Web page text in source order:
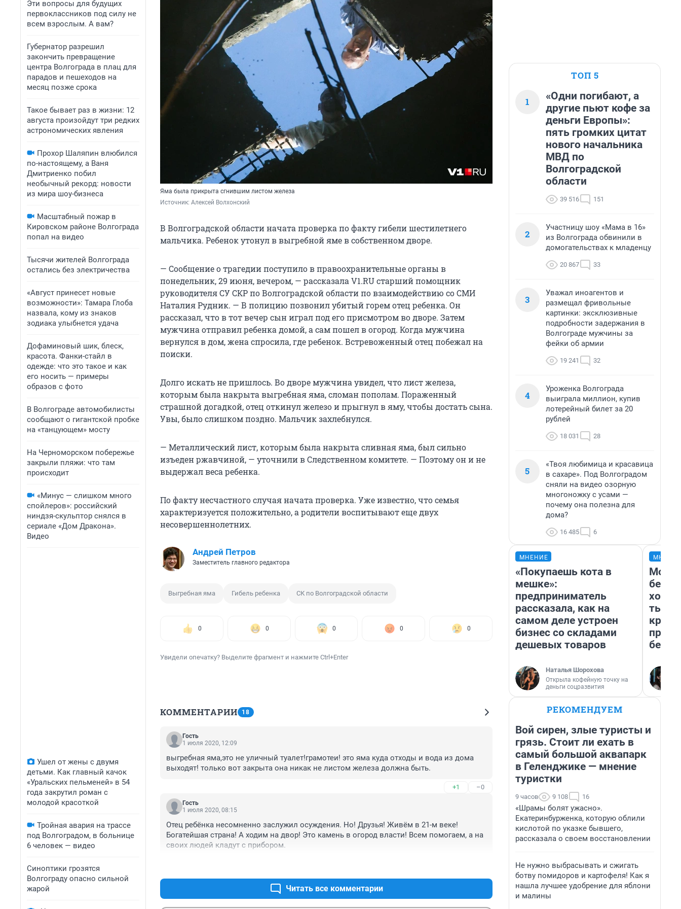
Эти вопросы для будущих
первоклассников под силу не
всем взрослым. А вам?
Губернатор разрешил
закончить превращение
центра Волгограда в плац для
парадов и пешеходов на
месяц позже срока
Такое бывает раз в жизни: 12
августа произойдут три редких
астрономических явления
Прохор Шаляпин влюбился
по-настоящему, а Ваня
Дмитриенко побил
необычный рекорд: новости
из мира шоу-бизнеса
Масштабный пожар в
Кировском районе Волгограда
попал на видео
Тысячи жителей Волгограда
остались без электричества
«Август принесет новые
возможности»: Тамара Глоба
назвала, кому из знаков
зодиака улыбнется удача
Дофаминовый шик, блеск,
красота. Фанки-стайл в
одежде: что это такое и как
его носить — примеры
образов с фото
В Волгограде автомобилисты
сообщают о гигантской пробке
на «танцующем» мосту
На Черноморском побережье
закрыли пляжи: что там
происходит
«Минус — слишком много
спойлеров»: российский
ниндзя-скульптор снялся в
сериале «Дом Дракона».
Видео
Ушел от жены с двумя
детьми. Как главный качок
«Уральских пельменей» в 54
года закрутил роман с
молодой красоткой
Тройная авария на трассе
под Волгоградом, в больнице
6 человек — видео
Синоптики грозятся
Волгограду опасно сильной
жарой
Яма была прикрыта сгнившим листом железа
Источник: Алексей Волхонский
В Волгоградской области начата проверка по факту гибели шестилетнего
мальчика. Ребенок утонул в выгребной яме в собственном дворе.
— Сообщение о трагедии поступило в правоохранительные органы в
понедельник, 29 июня, вечером, — рассказала V1.RU старший помощник
руководителя СУ СКР по Волгоградской области по взаимодействию со СМИ
Наталия Рудник. — В полицию позвонил убитый горем отец ребенка. Он
рассказал, что в тот вечер сын играл под его присмотром во дворе. Затем
мужчина отправил ребенка домой, а сам пошел в огород. Когда мужчина
вернулся в дом, жена спросила, где ребенок. Встревоженный отец побежал на
поиски.
Долго искать не пришлось. Во дворе мужчина увидел, что лист железа,
которым была накрыта выгребная яма, сломан пополам. Пораженный
страшной догадкой, отец откинул железо и прыгнул в яму, чтобы достать сына.
Увы, было слишком поздно. Мальчик захлебнулся.
— Металлический лист, которым была накрыта сливная яма, был сильно
изъеден ржавчиной, — уточнили в Следственном комитете. — Поэтому он и не
выдержал веса ребенка.
По факту несчастного случая начата проверка. Уже известно, что семья
характеризуется положительно, а родители воспитывают еще двух
несовершеннолетних.
Андрей Петров
Заместитель главного редактора
Выгребная яма Гибель ребенка СК по Волгоградской области
0 0 0 0 0
Увидели опечатку? Выделите фрагмент и нажмите Ctrl+Enter
КОММЕНТАРИИ 18
Гость
1 июля 2020, 12:09
выгребная яма,это не уличный туалет!грамотеи! это яма куда отходы и вода из дома
выходят! только вот закрыта она никак не листом железа должна быть.
+1 –0
Гость
1 июля 2020, 08:15
Отец ребёнка несомненно заслужил осуждения. Но! Друзья! Живём в 21-м веке!
Богатейшая страна! А ходим на двор! Это камень в огород власти! Всем помогаем, а на
своих людей кладут с прибором.
Читать все комментарии
ТОП 5
1
«Одни погибают, а
другие пьют кофе за
деньги Европы»:
пять громких цитат
нового начальника
МВД по
Волгоградской
области
39 516 151
2
Участницу шоу «Мама в 16»
из Волгограда обвинили в
домогательствах к младенцу
20 867 33
3
Уважал иноагентов и
размещал фривольные
картинки: эксклюзивные
подробности задержания в
Волгограде мужчины за
фейки об армии
19 241 32
4
Уроженка Волгограда
выиграла миллион, купив
лотерейный билет за 20
рублей
18 031 28
5
«Твоя любимица и красавица
в сахаре». Под Волгоградом
сняли на видео озорную
многоножку с усами —
почему она полезна для
дома?
16 485 6
МНЕНИЕ
«Покупаешь кота в
мешке»:
предприниматель
рассказала, как на
самом деле устроен
бизнес со складами
дешевых товаров
Наталья Шорохова
Открыла кофейную точку на
деньги соцразвития
Мой
РЕКОМЕНДУЕМ
Вой сирен, злые туристы и
грязь. Стоит ли ехать в
самый большой аквапарк
в Геленджике — мнение
туристки
9 часов 9 108 16
«Шрамы болят ужасно».
Екатеринбурженка, которую облили
кислотой по указке бывшего,
рассказала о своем восстановлении
Не нужно выбрасывать и сжигать
ботву помидоров и картофеля! Как я
нашла лучшее удобрение для яблони
и малины